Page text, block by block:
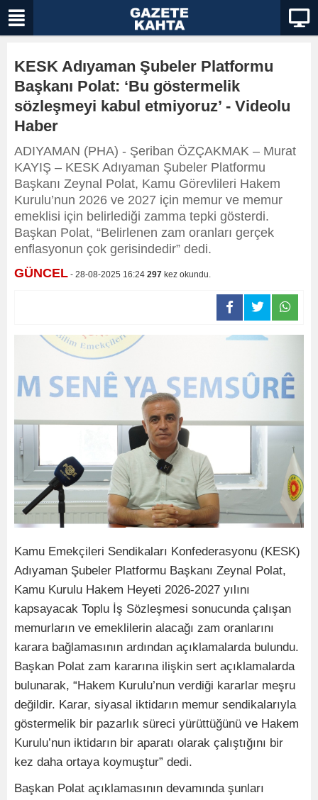
KESK Adıyaman Şubeler Platformu
Başkanı Polat: ‘Bu göstermelik
sözleşmeyi kabul etmiyoruz’ - Videolu
Haber
ADIYAMAN (PHA) - Şeriban ÖZÇAKMAK – Murat
KAYIŞ – KESK Adıyaman Şubeler Platformu
Başkanı Zeynal Polat, Kamu Görevlileri Hakem
Kurulu’nun 2026 ve 2027 için memur ve memur
emeklisi için belirlediği zamma tepki gösterdi.
Başkan Polat, “Belirlenen zam oranları gerçek
enflasyonun çok gerisindedir” dedi.
GÜNCEL - 28-08-2025 16:24 297 kez okundu.
Kamu Emekçileri Sendikaları Konfederasyonu (KESK)
Adıyaman Şubeler Platformu Başkanı Zeynal Polat,
Kamu Kurulu Hakem Heyeti 2026-2027 yılını
kapsayacak Toplu İş Sözleşmesi sonucunda çalışan
memurların ve emeklilerin alacağı zam oranlarını
karara bağlamasının ardından açıklamalarda bulundu.
Başkan Polat zam kararına ilişkin sert açıklamalarda
bulunarak, “Hakem Kurulu’nun verdiği kararlar meşru
değildir. Karar, siyasal iktidarın memur sendikalarıyla
göstermelik bir pazarlık süreci yürüttüğünü ve Hakem
Kurulu’nun iktidarın bir aparatı olarak çalıştığını bir
kez daha ortaya koymuştur” dedi.
Başkan Polat açıklamasının devamında şunları